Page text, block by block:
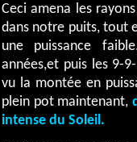
Ceci amena les
dans notre puits, tout
une puissance
années,et puis les 9-
vu la montée en
plein pot maintenant,
intense du Soleil.